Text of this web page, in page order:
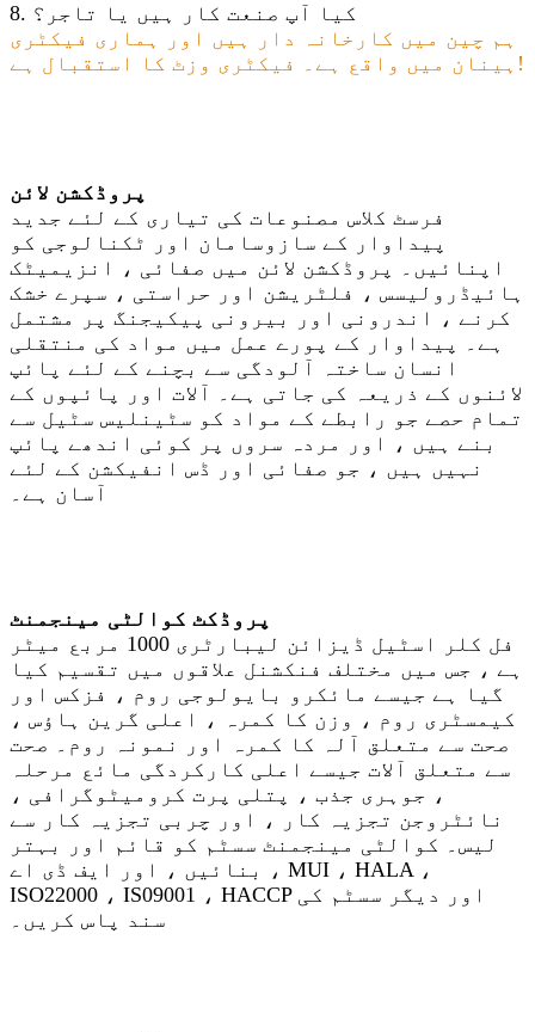
8. کیا آپ صنعت کار ہیں یا تاجر؟
ہم چین میں کارخانہ دار ہیں اور ہماری فیکٹری
ہینان میں واقع ہے۔ فیکٹری وزٹ کا استقبال ہے!
پروڈکشن لائن
فرسٹ کلاس مصنوعات کی تیاری کے لئے جدید
پیداوار کے سازوسامان اور ٹکنالوجی کو
اپنائیں۔ پروڈکشن لائن میں صفائی ، انزیمیٹک
ہائیڈرولیسس ، فلٹریشن اور حراستی ، سپرے خشک
کرنے ، اندرونی اور بیرونی پیکیجنگ پر مشتمل
ہے۔ پیداوار کے پورے عمل میں مواد کی منتقلی
انسان ساختہ آلودگی سے بچنے کے لئے پائپ
لائنوں کے ذریعہ کی جاتی ہے۔ آلات اور پائپوں کے
تمام حصے جو رابطے کے مواد کو سٹینلیس سٹیل سے
بنے ہیں ، اور مردہ سروں پر کوئی اندھے پائپ
نہیں ہیں ، جو صفائی اور ڈس انفیکشن کے لئے
آسان ہے۔
پروڈکٹ کوالٹی مینجمنٹ
فل کلر اسٹیل ڈیزائن لیبارٹری 1000 مربع میٹر
ہے ، جس میں مختلف فنکشنل علاقوں میں تقسیم کیا
گیا ہے جیسے مائکرو بایولوجی روم ، فزکس اور
کیمسٹری روم ، وزن کا کمرہ ، اعلی گرین ہاؤس ،
صحت سے متعلق آلہ کا کمرہ اور نمونہ روم۔ صحت
سے متعلق آلات جیسے اعلی کارکردگی مائع مرحلہ
، جوہری جذب ، پتلی پرت کرومیٹوگرافی ،
نائٹروجن تجزیہ کار ، اور چربی تجزیہ کار سے
لیس۔ کوالٹی مینجمنٹ سسٹم کو قائم اور بہتر
بنائیں ، اور ایف ڈی اے ، MUI ، HALA ،
ISO22000 ، IS09001 ، HACCP اور دیگر سسٹم کی
سند پاس کریں۔